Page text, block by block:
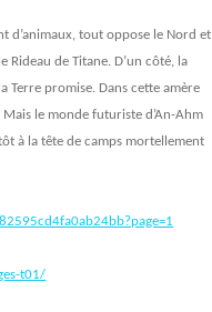
d’animaux, tout oppose le Nord et
Rideau de Titane. D’un côté, la
Terre promise. Dans cette amère
le monde futuriste d’An-Ahm
à la tête de camps mortellement
t01/